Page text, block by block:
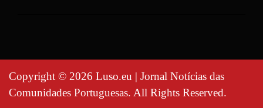
Copyright © 2026 Luso.eu | Jornal Notícias das
Comunidades Portuguesas. All Rights Reserved.